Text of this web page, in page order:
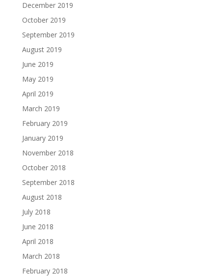
December 2019
October 2019
September 2019
August 2019
June 2019
May 2019
April 2019
March 2019
February 2019
January 2019
November 2018
October 2018
September 2018
August 2018
July 2018
June 2018
April 2018
March 2018
February 2018